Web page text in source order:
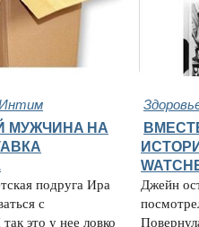
МУЖЧИНA НА
подруга Ира
с
это у нее ловко
Джейн